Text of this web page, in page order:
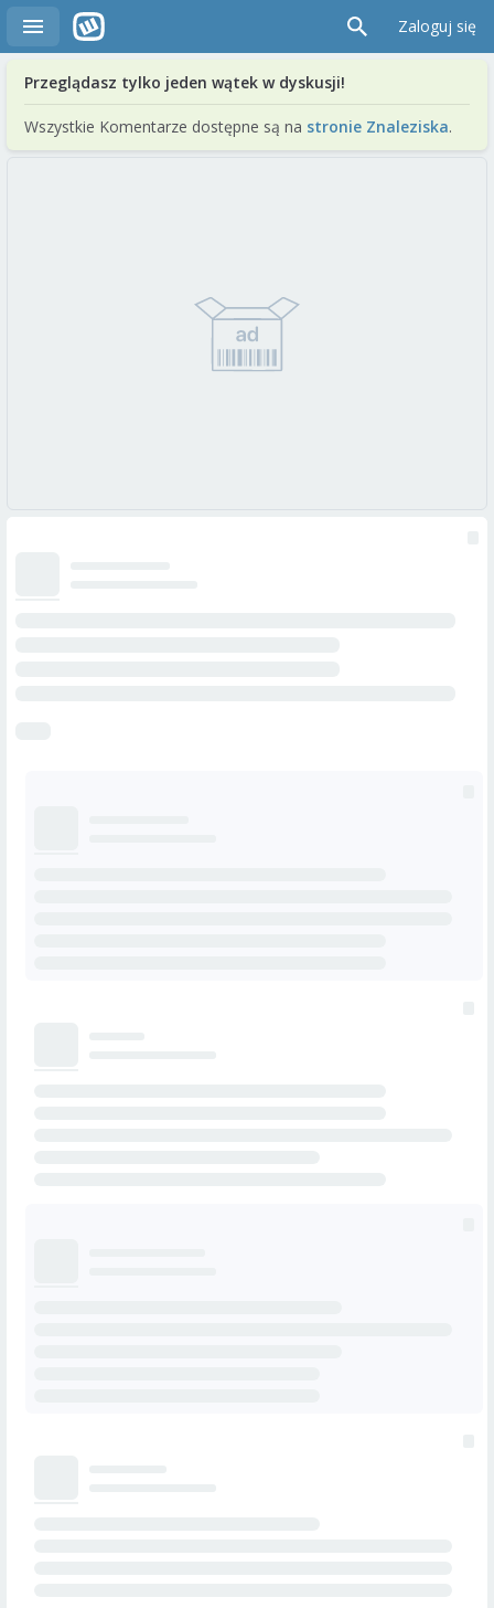
Zaloguj się
Przeglądasz tylko jeden wątek w dyskusji!
Wszystkie Komentarze dostępne są na stronie Znaleziska.